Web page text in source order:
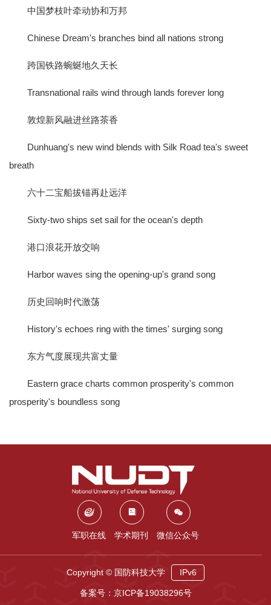
中国梦枝叶牵动协和万邦
Chinese Dream's branches bind all nations strong
跨国铁路蜿蜒地久天长
Transnational rails wind through lands forever long
敦煌新风融进丝路茶香
Dunhuang's new wind blends with Silk Road tea's sweet
breath
六十二宝船拔锚再赴远洋
Sixty-two ships set sail for the ocean's depth
港口浪花开放交响
Harbor waves sing the opening-up's grand song
历史回响时代激荡
History's echoes ring with the times' surging song
东方气度展现共富丈量
Eastern grace charts common prosperity's common
prosperity's boundless song
军职在线 学术期刊 微信公众号
Copyright © 国防科技大学 IPv6
备案号：京ICP备19038296号